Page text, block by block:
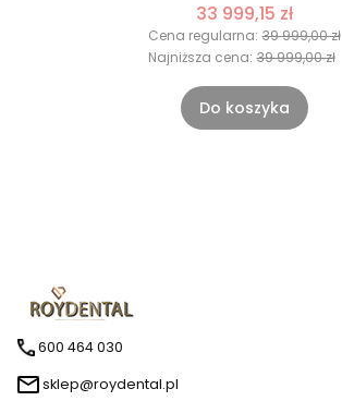
33 999,15 zł
Cena regularna: 39 999,00 zł
Najniższa cena: 39 999,00 zł
Do koszyka
600 464 030
sklep@roydental.pl